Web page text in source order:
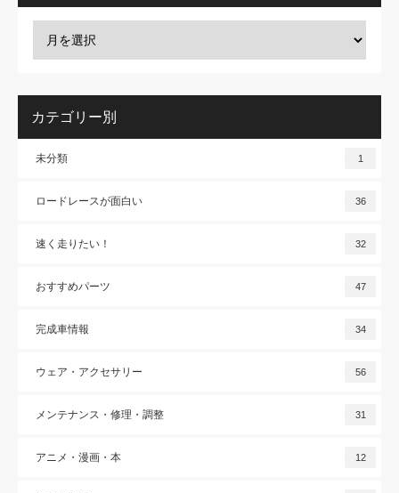
カテゴリー別
未分類 1
ロードレースが面白い 36
速く走りたい！ 32
おすすめパーツ 47
完成車情報 34
ウェア・アクセサリー 56
メンテナンス・修理・調整 31
アニメ・漫画・本 12